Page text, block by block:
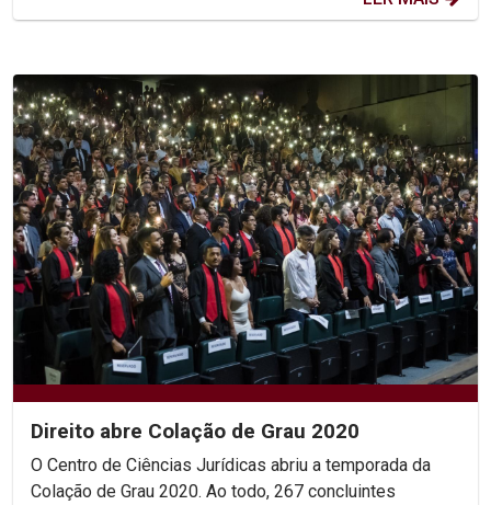
Direito abre Colação de Grau 2020
O Centro de Ciências Jurídicas abriu a temporada da
Colação de Grau 2020. Ao todo, 267 concluintes